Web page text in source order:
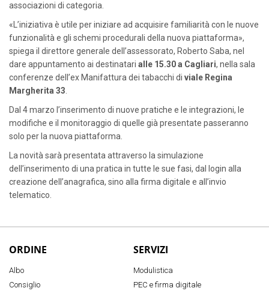
associazioni di categoria.
«L’iniziativa è utile per iniziare ad acquisire familiarità con le nuove
funzionalità e gli schemi procedurali della nuova piattaforma»,
spiega il direttore generale dell’assessorato, Roberto Saba, nel
dare appuntamento ai destinatari alle 15.30 a Cagliari, nella sala
conferenze dell’ex Manifattura dei tabacchi di viale Regina
Margherita 33
Dal 4 marzo l’inserimento di nuove pratiche e le integrazioni, le
modifiche e il monitoraggio di quelle già presentate passeranno
solo per la nuova piattaforma.
La novità sarà presentata attraverso la simulazione
dell’inserimento di una pratica in tutte le sue fasi, dal login alla
creazione dell’anagrafica, sino alla firma digitale e all’invio
telematico.
ORDINE
Albo
Consiglio
SERVIZI
Modulistica
PEC e firma digitale